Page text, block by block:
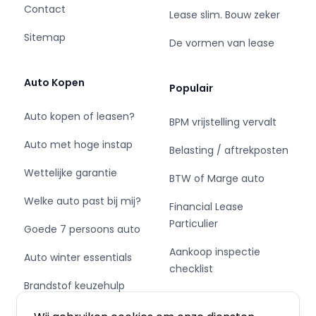
Contact
Sitemap
Auto Kopen
Auto kopen of leasen?
Auto met hoge instap
Wettelijke garantie
Welke auto past bij mij?
Goede 7 persoons auto
Auto winter essentials
Brandstof keuzehulp
Lease slim. Bouw zeker
De vormen van lease
Populair
BPM vrijstelling vervalt
Belasting / aftrekposten
BTW of Marge auto
Financial Lease
Particulier
Aankoop inspectie
checklist
Private Leasen,